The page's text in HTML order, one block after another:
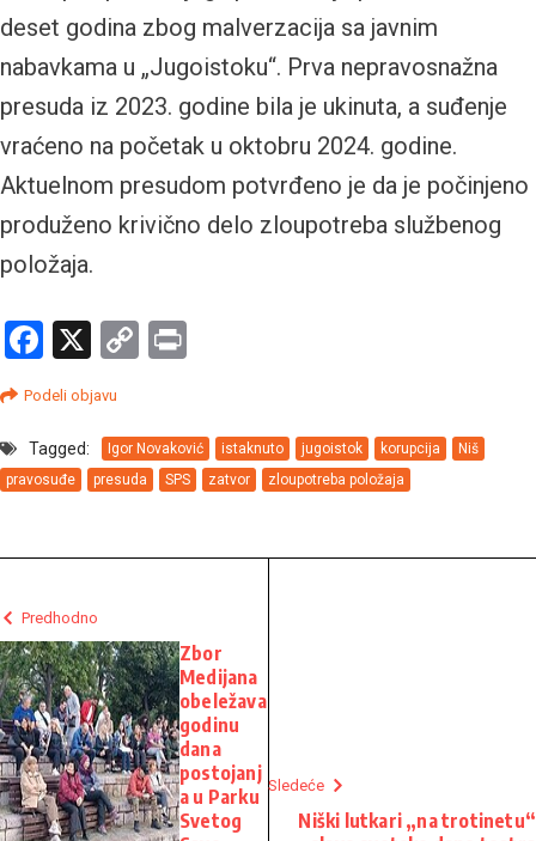
deset godina zbog malverzacija sa javnim
nabavkama u „Jugoistoku“. Prva nepravosnažna
presuda iz 2023. godine bila je ukinuta, a suđenje
vraćeno na početak u oktobru 2024. godine.
Aktuelnom presudom potvrđeno je da je počinjeno
produženo krivično delo zloupotreba službenog
položaja.
Facebook
X
Copy
Podeli objavu
Tagged: Igor Novaković istaknuto jugoistok korupcija
Niš
pravosuđe
presuda SPS zatvor zloupotreba položaja
Predhodno
Zbor
Medijana
obeležava
godinu
dana
postojanj
a u Parku
Svetog
Sledeće
Niški lutkari „na trotinetu“